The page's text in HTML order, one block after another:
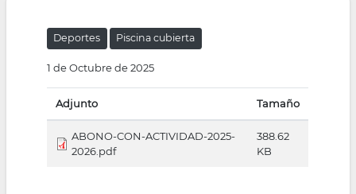
navegación
Deportes Piscina cubierta
1 de Octubre de 2025
Adjunto Tamaño
ABONO-CON-ACTIVIDAD-2025-
2026.pdf
388.62
KB